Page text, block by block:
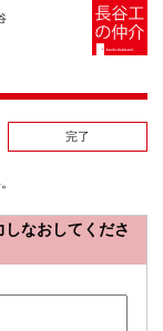
完了
しなおしてくださ